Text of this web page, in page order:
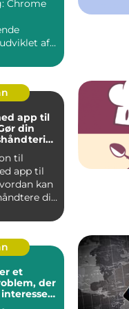
af
vi
app til
din
til
app til
din
et
der